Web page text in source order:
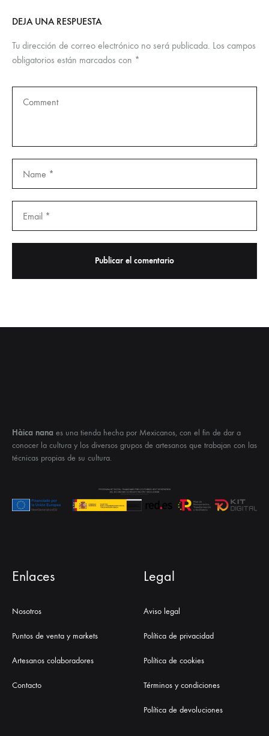
DEJA UNA RESPUESTA
Tu dirección de correo electrónico no será publicada. Los campos
obligatorios están marcados con *
Hàica nana es una tienda hecha por Mexicanos, con el fin de dar a
conocer la cultura y los diversos grupos de artesanos que trabajan con las
técnicas propias de su cultura.
Enlaces
Nosotros
Puntos de venta y markets
Artesanos colaboradores
Contacto
Legal
Aviso legal
Política de privacidad
Política de cookies
Términos y condiciones
Política de devoluciones